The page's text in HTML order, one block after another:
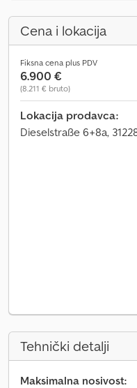
Cena i lokacija
Fiksna cena plus PDV
6.900 €
(8.211 € bruto)
Lokacija prodavca:
Dieselstraße 6+8a,
Tehnički detalji
Maksimalna nosivost: